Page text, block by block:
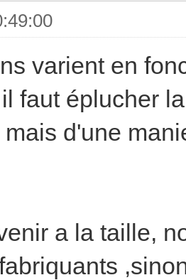
varient en
faut éplucher
d'une
a la taille,